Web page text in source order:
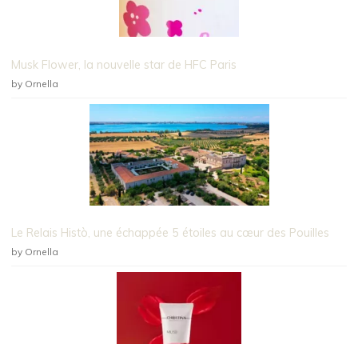
Musk Flower, la nouvelle star de HFC Paris
by Ornella
Le Relais Histò, une échappée 5 étoiles au cœur des Pouilles
by Ornella